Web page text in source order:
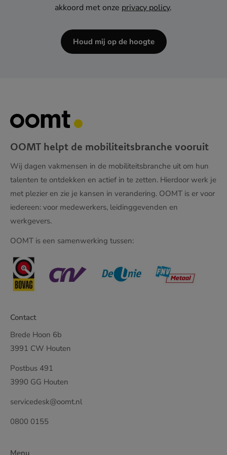
akkoord met onze privacy policy.
Houd mij op de hoogte
OOMT helpt de mobiliteitsbranche vooruit
Wij dagen vakmensen in de mobiliteitsbranche uit om hun
talenten te ontdekken en actief in te zetten. Hierdoor werk je
met plezier en zie je kansen in verandering. OOMT is er voor
iedereen: voor medewerkers, leidinggevenden en
werkgevers.
OOMT is een samenwerking tussen:
Contact
Brede Hoon 6b
3991 CW Houten
Postbus 491
3990 GG Houten
servicedesk@oomt.nl
0800 0155